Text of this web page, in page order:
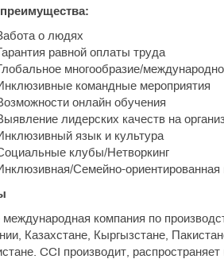
о людях
равной оплаты труда
многообразие/
командные мероприятия
онлайн обучения
лидерских качеств на
язык и культура
клубы/Нетворкинг
Семейно-ориентированная
компания по
Казахстане, Кыргызстане,
CCI производит,